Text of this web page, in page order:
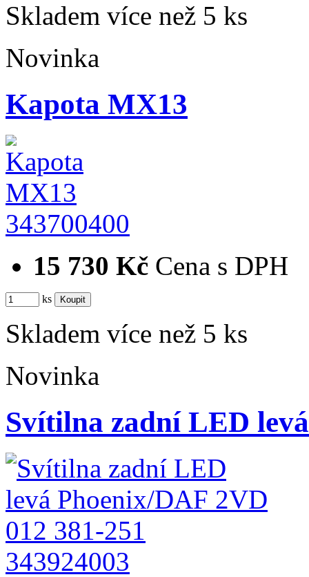
Skladem více než 5 ks
Novinka
Kapota MX13
343700400
15 730 Kč Cena s DPH
ks
Skladem více než 5 ks
Novinka
Svítilna zadní LED
343924003